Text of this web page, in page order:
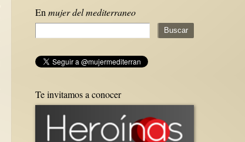
En mujer del mediterraneo
Te invitamos a conocer